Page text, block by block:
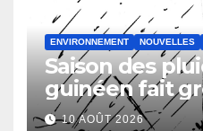
ENVIRONNEMENT NOUVELLES
Saison des
guinéen fait
10 AOÛT 2026